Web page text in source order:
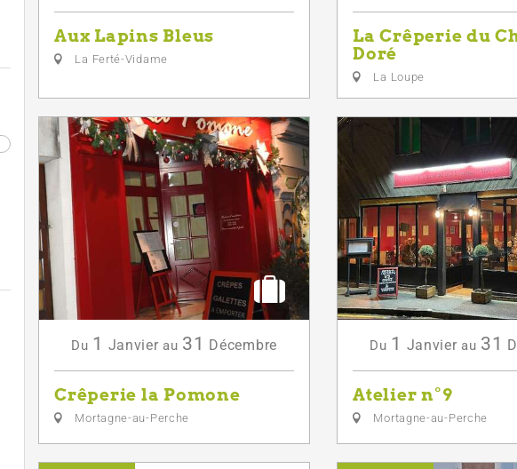
Aux Lapins Bleus
La Ferté-Vidame
La Crêperie du
Doré
La Loupe
Du 1 Janvier au 31 Décembre
Crêperie la Pomone
Mortagne-au-Perche
Du 1 Janvier au 31
Atelier n°9
Mortagne-au-Perche